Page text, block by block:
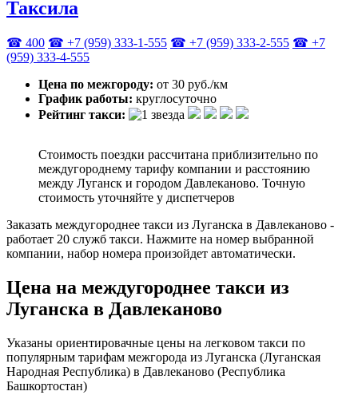
Таксила
☎ 400 ☎ +7 (959) 333-1-555 ☎ +7 (959) 333-2-555 ☎ +7
(959) 333-4-555
Цена по межгороду: от 30 руб./км
График работы: круглосуточно
Рейтинг такси:
Стоимость поездки рассчитана приблизительно по
междугороднему тарифу компании и расстоянию
между Луганск и городом Давлеканово. Точную
стоимость уточняйте у диспетчеров
Заказать междугороднее такси из Луганска в Давлеканово -
работает 20 служб такси. Нажмите на номер выбранной
компании, набор номера произойдет автоматически.
Цена на междугороднее такси из
Луганска в Давлеканово
Указаны ориентировачные цены на легковом такси по
популярным тарифам межгорода из Луганска (Луганская
Народная Республика) в Давлеканово (Республика
Башкортостан)